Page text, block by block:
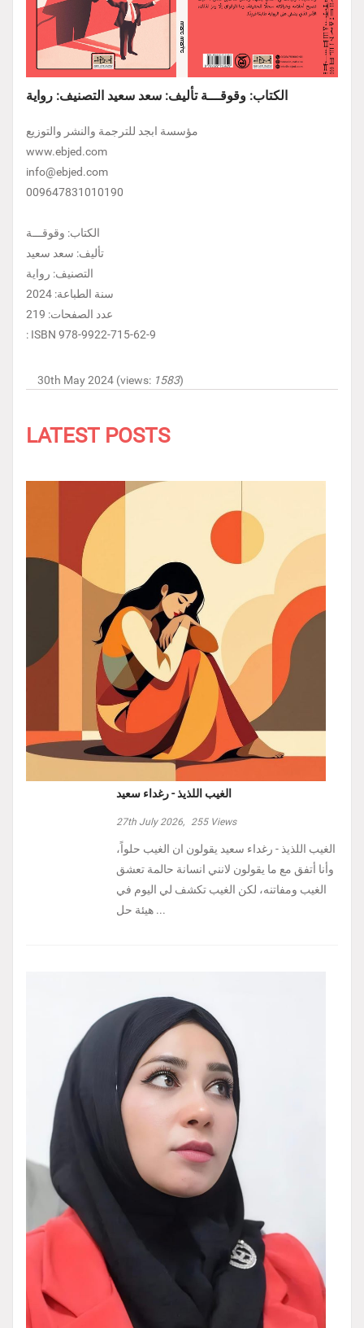
الكتاب: وقوقـــة تأليف: سعد سعيد التصنيف: رواية
مؤسسة ابجد للترجمة والنشر والتوزيع
www.ebjed.com
info@ebjed.com
009647831010190
الكتاب: وقوقـــة
تأليف: سعد سعيد
التصنيف: رواية
سنة الطباعة: 2024
عدد الصفحات: 219
: ISBN 978-9922-715-62-9
30th May 2024 (views: 1583)
LATEST POSTS
الغيب اللذيذ - رغداء سعيد
27th July 2026, 255Views
الغيب اللذيذ - رغداء سعيد يقولون ان الغيب حلواً،
وأنا أتفق مع ما يقولون لانني انسانة حالمة تعشق
الغيب ومفاتنه، لكن الغيب تكشف لي اليوم في
هيئة حل ...